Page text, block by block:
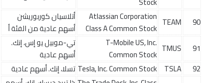
90
TEAM
Atlassian Corporation
Class A Common Stock
أتلاسيان كوربوريشن
أسهم عادية من الفئة أ
91
TMUS
T-Mobile US, Inc.
Common Stock
تي-موبيل يو إس، إنك.
أسهم عادية
92
TSLA
Tesla, Inc. Common Stock تسلا، إنك. أسهم عادية